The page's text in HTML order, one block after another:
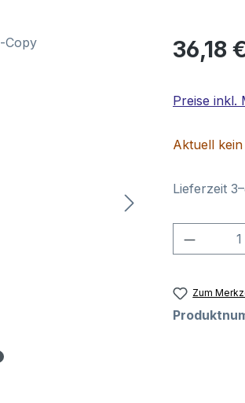
Regulärer
36,18 €
Preise inkl.
Aktuell
Lieferzeit
Zum